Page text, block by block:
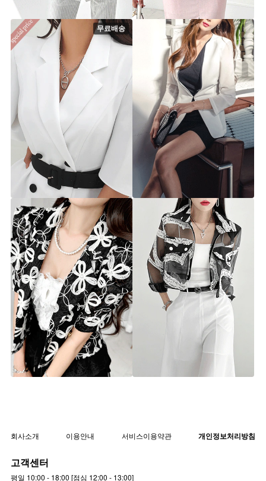
99,900원 40% 53,900원 89,900원
무료배송
베르 나팔 소매 자켓 (벨트set)
jk6140 [44~66] 2color
79,900원
루이 배색 자켓(쉬폰)
jk4821 [44~77] 2Color
69,900원
메시아 플라워 자수 퍼프 자켓
jk7814 [44~66] 1color
브네 레터링 시스루 자켓
jk7768 [44~66] 2color
회사소개 이용안내 서비스이용약관 개인정보처리방침
고객센터
평일 10:00 - 18:00 [점심 12:00 - 13:00]